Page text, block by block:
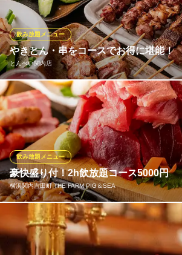
です♪また、遊びメインや早い時間帯での各
トドリンク飲み放題もおすすめ。ご利用シ
て幅広くご利用いただけますので、最適なプ
い。
B－GARAGE 横浜関内店
スポーツ観戦バー
ＪＲ根岸線関内駅北口 徒歩1分
神奈川県横浜市中区真砂町4-39 磯部真砂町ビル1F
やきとん・串をコースでお得に堪能！
とんぺい関内店
飲み放題メニュー
やきとん串カツ好きの方にはたまらない、
しております！焼き物では『かしら』と『
『ヒレ串カツ』『ロース串カツ』がどのコー
だけます。約45種のドリンクが楽しめる2時
で、歓送迎会や会社宴会にぴったり。
とんぺい関内店
やきとんや串かつを堪能
横浜市営地下鉄関内駅 徒歩1分
神奈川県横浜市中区真砂町3-30-2 竹内ビル2F
豪快盛り付！2h飲放題コース5000円
横浜関内吉田町 THE FARM PIG＆SEA
飲み放題メニュー
集まった人の注目の的になること間違いな
マグロ』が、どど～んと山盛り！コースに
放題も付いております。【インパクト・美